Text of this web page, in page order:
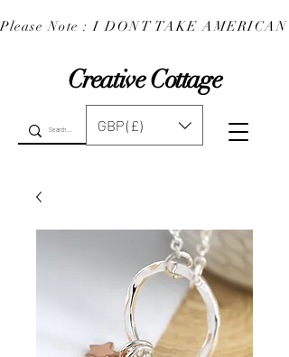
Creative Cottage
Please Note : I DONT TAKE
GBP (£)